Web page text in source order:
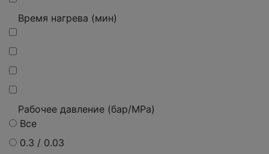
Время нагрева (мин)
Рабочее давление (бар/MPa)
Все
0.3 / 0.03